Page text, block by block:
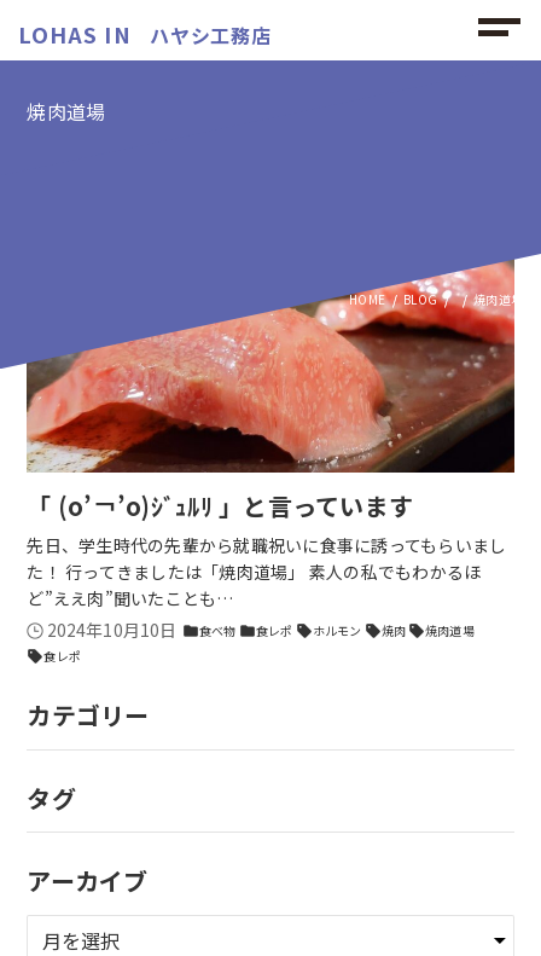
LOHAS IN ハヤシ工務店
焼肉道場
HOME BLOG 焼肉道場
「 (о’￢’о)ｼﾞｭﾙﾘ 」と言っています
先日、学生時代の先輩から就職祝いに食事に誘ってもらいまし
た！ 行ってきましたは「焼肉道場」 素人の私でもわかるほ
ど”ええ肉”聞いたことも…
2024年10月10日 folder食べ物 folder食レポ sellホルモン sell焼肉 sell焼肉道場
sell食レポ
カテゴリー
タグ
アーカイブ